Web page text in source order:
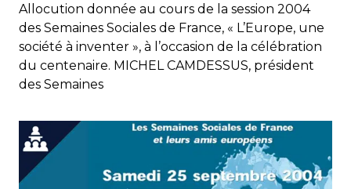
Allocution donnée au cours de la session 2004
des Semaines Sociales de France, « L’Europe, une
société à inventer », à l’occasion de la célébration
du centenaire. MICHEL CAMDESSUS, président
des Semaines